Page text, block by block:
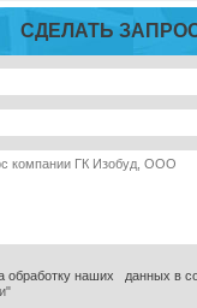
СДЕЛАТЬ
обработку наших данных в